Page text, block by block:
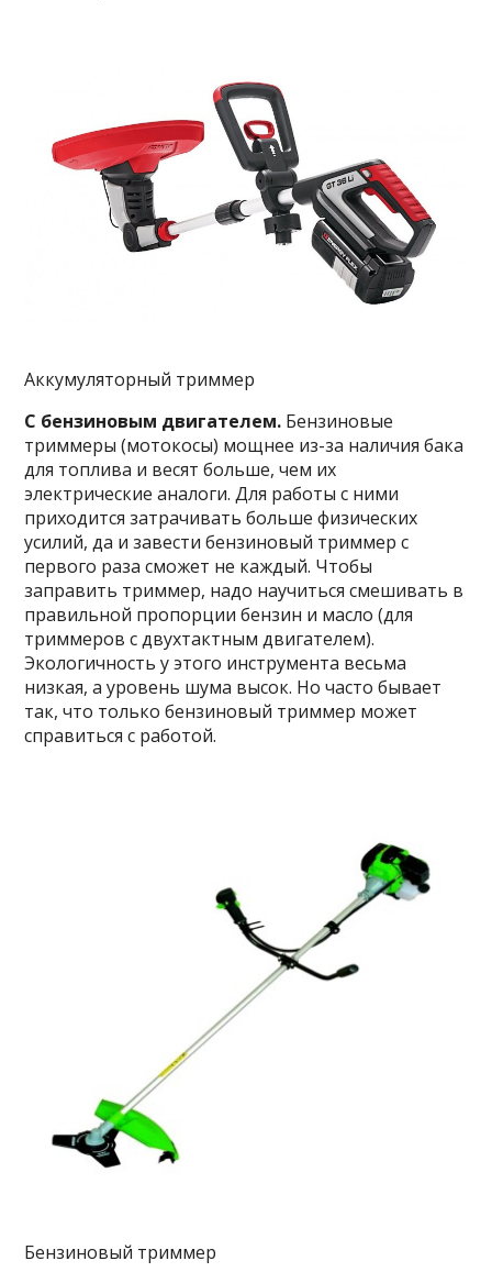
Аккумуляторный триммер
С бензиновым двигателем. Бензиновые
триммеры (мотокосы) мощнее из-за наличия бака
для топлива и весят больше, чем их
электрические аналоги. Для работы с ними
приходится затрачивать больше физических
усилий, да и завести бензиновый триммер с
первого раза сможет не каждый. Чтобы
заправить триммер, надо научиться смешивать в
правильной пропорции бензин и масло (для
триммеров с двухтактным двигателем).
Экологичность у этого инструмента весьма
низкая, а уровень шума высок. Но часто бывает
так, что только бензиновый триммер может
справиться с работой.
Бензиновый триммер